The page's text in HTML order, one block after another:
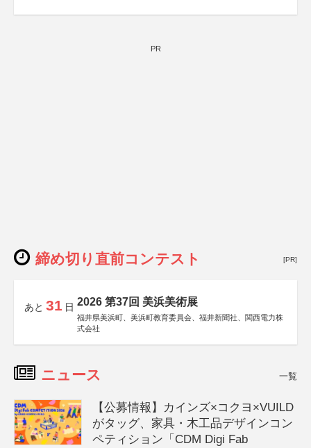
PR
締め切り直前コンテスト [PR]
あと 31 日 2026 第37回 美浜美術展
福井県美浜町、美浜町教育委員会、福井新聞社、関西電力株
式会社
ニュース 一覧
【公募情報】カインズ×コクヨ×VUILD
がタッグ、家具・木工品デザインコン
ペティション「CDM Digi Fab